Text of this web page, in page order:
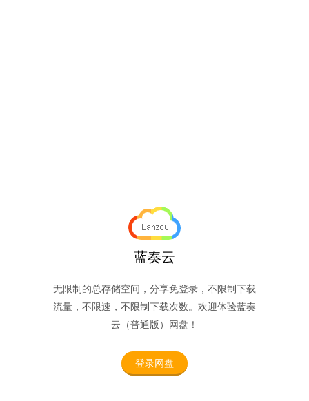
蓝奏云
无限制的总存储空间，分享免登录，不限制下载
流量，不限速，不限制下载次数。欢迎体验蓝奏
云（普通版）网盘！
登录网盘